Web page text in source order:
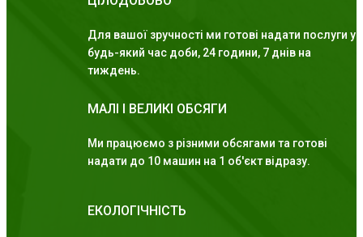
Для вашої зручності ми готові надати послуги у
будь-який час доби, 24 години, 7 днів на
тиждень.
МАЛІ І ВЕЛИКІ ОБСЯГИ
Ми працюємо з різними обсягами та готові
надати до 10 машин на 1 об'єкт відразу.
ЕКОЛОГІЧНІСТЬ